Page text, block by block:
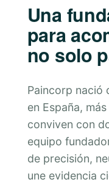
Una
para
no solo
Paincorp nació
en España,
conviven con
equipo
de precisión,
une evidencia